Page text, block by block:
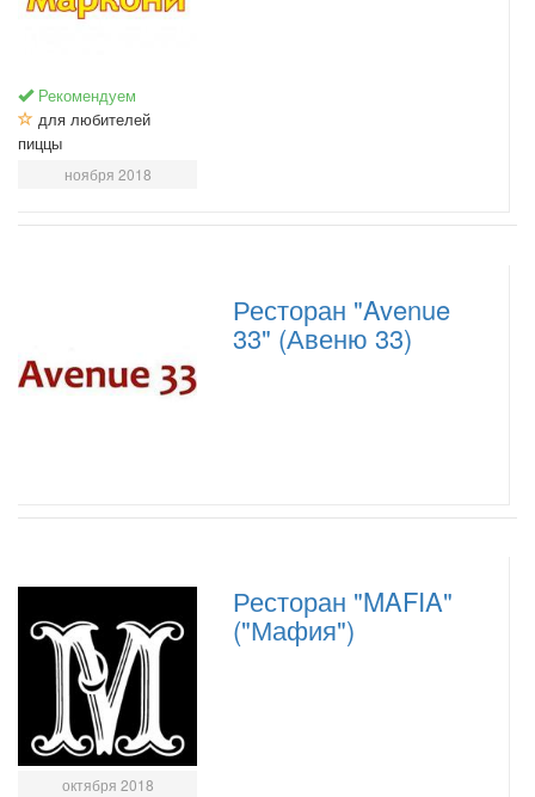
Рекомендуем
для любителей
пиццы
ноября 2018
Ресторан "Avenue
33" (Авеню 33)
октября 2018
Ресторан "MAFIA"
("Мафия")